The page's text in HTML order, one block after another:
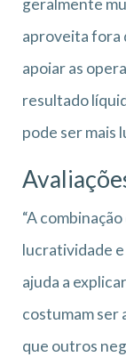
geralmente
aproveita fora
apoiar as
resultado
pode ser mais
“A
lucratividade
ajuda a
costumam ser
que outros